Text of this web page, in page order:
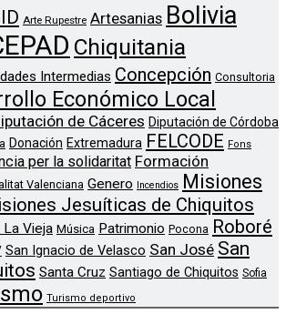
Arte Rupestre Artesanias Bolivia
Chiquitania
Intermedias Concepción Consultoria
Económico Local
de Cáceres Diputación de Córdoba
Donación Extremadura FELCODE Fons
per la solidaritat Formación
Valenciana Genero Incendios
Misiones
Jesuíticas de Chiquitos
La Vieja Música Patrimonio Pocona Roboré
San Ignacio de Velasco San José San
Santa Cruz Santiago de Chiquitos Sofia
Turismo deportivo